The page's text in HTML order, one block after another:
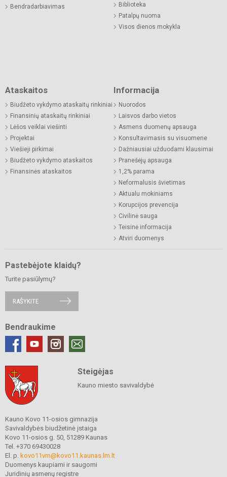
Bendradarbiavimas
Biblioteka
Patalpų nuoma
Visos dienos mokykla
Ataskaitos
Biudžeto vykdymo ataskaitų rinkiniai
Finansinių ataskaitų rinkiniai
Lėšos veiklai viešinti
Projektai
Viešieji pirkimai
Biudžeto vykdymo ataskaitos
Finansinės ataskaitos
Informacija
Nuorodos
Laisvos darbo vietos
Asmens duomenų apsauga
Konsultavimasis su visuomene
Dažniausiai užduodami klausimai
Pranešėjų apsauga
1,2% parama
Neformalusis švietimas
Aktualu mokiniams
Korupcijos prevencija
Civilinė sauga
Teisinė informacija
Atviri duomenys
Pastebėjote klaidų?
Turite pasiūlymų?
RAŠYKITE
Bendraukime
Steigėjas
Kauno miesto savivaldybė
Kauno Kovo 11-osios gimnazija
Savivaldybės biudžetinė įstaiga
Kovo 11-osios g. 50, 51289 Kaunas
Tel. +370 69430028
El. p. kovo11vm@kovo11.kaunas.lm.lt
Duomenys kaupiami ir saugomi
Juridinių asmenų registre